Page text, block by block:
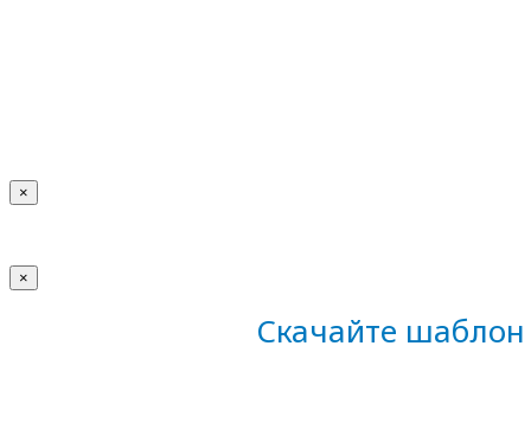
×
×
Скачайте